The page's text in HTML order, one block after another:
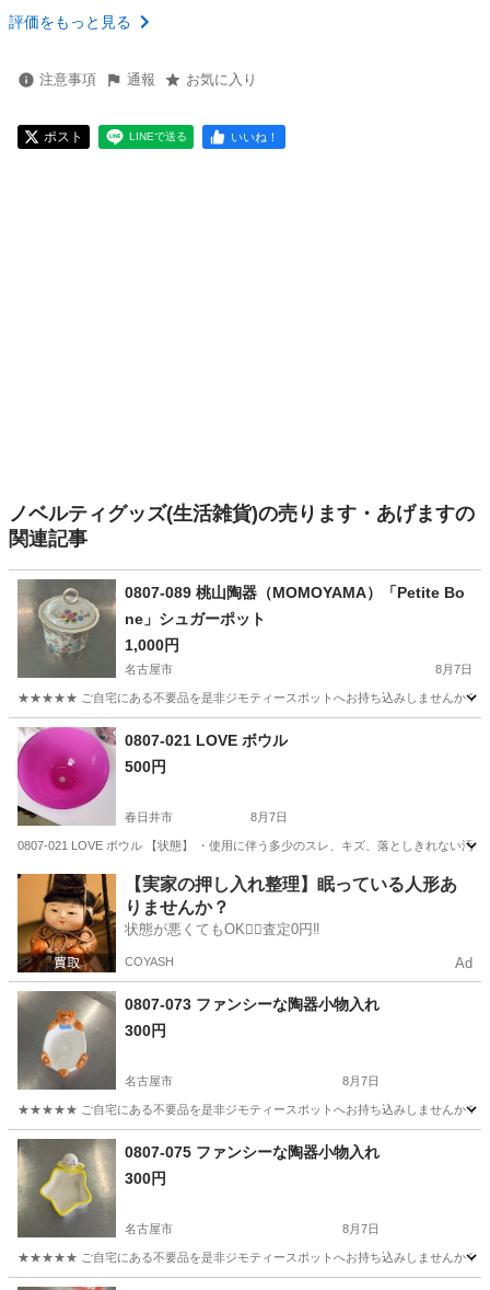
評価をもっと見る
注意事項 通報 お気に入り
ポスト LINEで送る いいね！
ノベルティグッズ(生活雑貨)の売ります・あげますの
関連記事
0807-089 桃山陶器（MOMOYAMA）「Petite Bo
ne」シュガーポット
1,000円
名古屋市 8月7日
★★★★★ ご自宅にある不要品を是非ジモティースポットへお持ち込みしませんか？
愛知 名古屋市 0807-021 LOVE ボウル
500円
春日井市 8月7日
0807-021 LOVE ボウル 【状態】 ・使用に伴う多少のスレ、キズ、落としきれない汚
愛知 春日井市 食器 現地
【実家の押し入れ整理】眠っている人形あ
りませんか？
状態が悪くてもOK🙆‍♀️査定0円‼️
COYASH Ad
0807-073 ファンシーな陶器小物入れ
300円
名古屋市 8月7日
★★★★★ ご自宅にある不要品を是非ジモティースポットへお持ち込みしませんか？
愛知 名古屋市 0807-075 ファンシーな陶器小物入れ
300円
名古屋市 8月7日
★★★★★ ご自宅にある不要品を是非ジモティースポットへお持ち込みしませんか？